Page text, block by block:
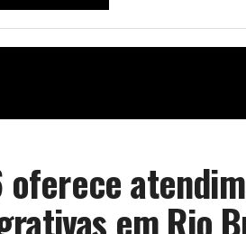
oferece
em Rio